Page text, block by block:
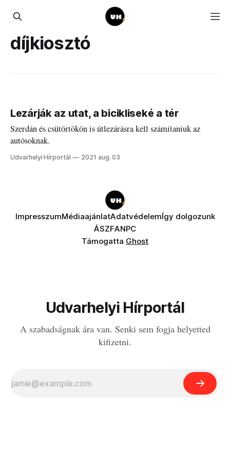
díjkiosztó
Lezárják az utat, a bicikliseké a tér
Szerdán és csütörtökön is útlezárásra kell számítaniuk az
autósoknak.
Udvarhelyi Hírportál 2021 aug. 03
ImpresszumMédiaajánlatAdatvédelemÍgy dolgozunk
ÁSZFANPC
Támogatta Ghost
Udvarhelyi Hírportál
A szabadságnak ára van. Senki sem fogja helyetted
kifizetni.